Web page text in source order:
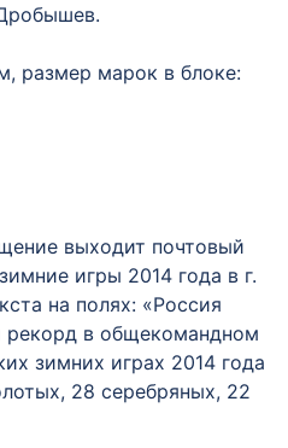
размер марок в блоке:
выходит почтовый
игры 2014 года в г.
на полях: «Россия
рекорд в общекомандном
зимних играх 2014 года
28 серебряных, 22